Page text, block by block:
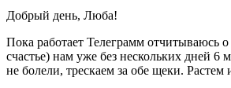
Добрый день, Люба!
Пока работает Телеграмм отчитываюсь
счастье) нам уже без нескольких дней 6
не болели, трескаем за обе щеки. Растем